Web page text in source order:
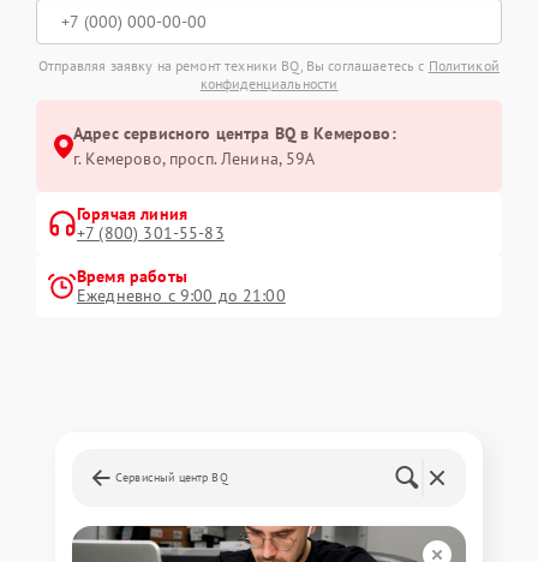
Отправляя заявку на ремонт техники BQ, Вы соглашаетесь с Политикой
конфиденциальности
Адрес сервисного центра BQ в Кемерово:
г. Кемерово, просп. Ленина, 59А
Горячая линия
+7 (800) 301-55-83
Время работы
Ежедневно с 9:00 до 21:00
Сервисный центр BQ